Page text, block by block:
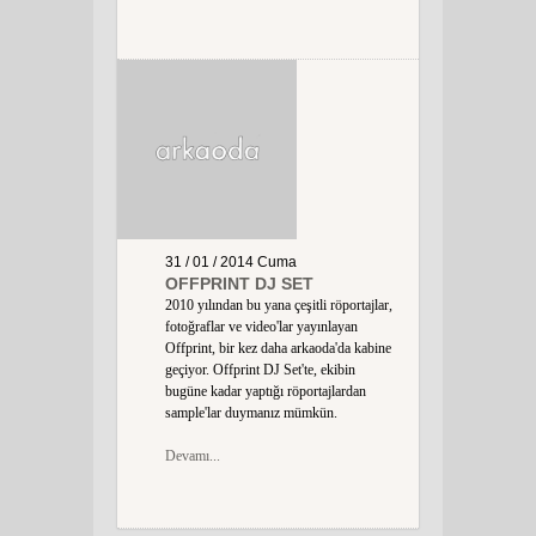
31 / 01 / 2014 Cuma
OFFPRINT DJ SET
2010 yılından bu yana çeşitli röportajlar,
fotoğraflar ve video'lar yayınlayan
Offprint, bir kez daha arkaoda'da kabine
geçiyor. Offprint DJ Set'te, ekibin
bugüne kadar yaptığı röportajlardan
sample'lar duymanız mümkün.
Devamı...